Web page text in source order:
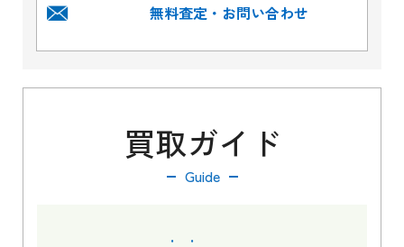
無料査定・お問い合わせ
買取ガイド
Guide